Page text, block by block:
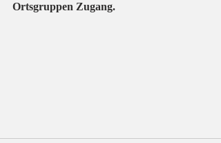
Ortsgruppen Zugang.